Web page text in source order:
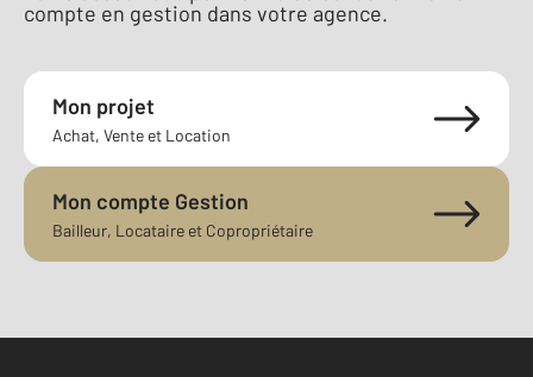
compte en gestion dans votre agence.
Mon projet
Achat, Vente et Location
Mon compte Gestion
Bailleur, Locataire et Copropriétaire